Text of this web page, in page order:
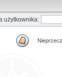
użytkownika: